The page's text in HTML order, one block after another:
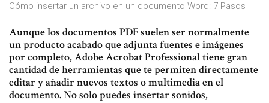
Cómo insertar un archivo en un documento Word: 7 Pasos
Aunque los documentos PDF suelen ser normalmente
un producto acabado que adjunta fuentes e imágenes
por completo, Adobe Acrobat Professional tiene gran
cantidad de herramientas que te permiten directamente
editar y añadir nuevos textos o multimedia en el
documento. No solo puedes insertar sonidos,